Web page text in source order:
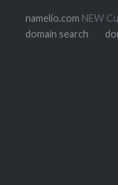
namelio.com NEW
domain search